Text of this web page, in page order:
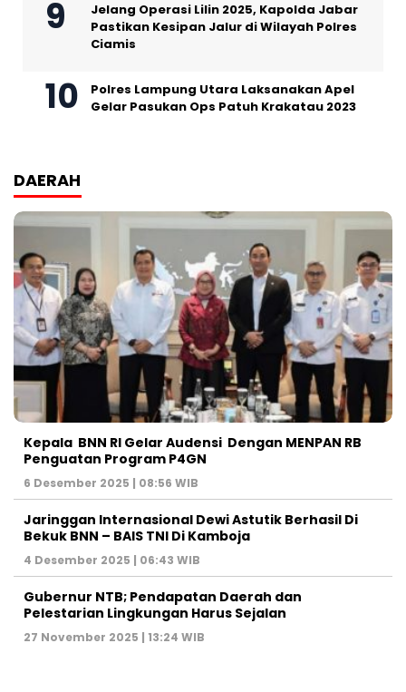
Jelang Operasi Lilin 2025, Kapolda Jabar
Pastikan Kesipan Jalur di Wilayah Polres
Ciamis
Polres Lampung Utara Laksanakan Apel
Gelar Pasukan Ops Patuh Krakatau 2023
DAERAH
Kepala BNN RI Gelar Audensi Dengan MENPAN RB
Penguatan Program P4GN
6 Desember 2025 | 08:56 WIB
Jaringgan Internasional Dewi Astutik Berhasil Di
Bekuk BNN – BAIS TNI Di Kamboja
4 Desember 2025 | 06:43 WIB
Gubernur NTB; Pendapatan Daerah dan
Pelestarian Lingkungan Harus Sejalan
27 November 2025 | 13:24 WIB